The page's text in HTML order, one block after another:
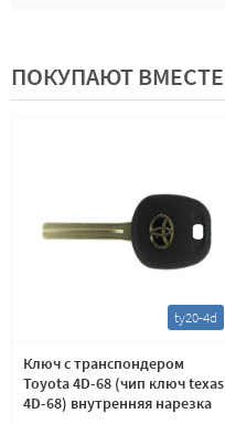
ПОКУПАЮТ ВМЕСТЕ
ty20-4d
Ключ с транспондером
Toyota 4D-68 (чип ключ texas
4D-68) внутренняя нарезка